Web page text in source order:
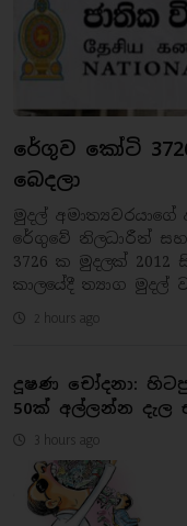
රේගුව කෝටි
බෙදලා
මුදල්
රේගුවේ නිලධාරීන්
3726 ක මුදලක් 2012
කාලයේදී ත්‍යාග
2 hours ago
දූෂණ චෝදනා:
50ක් අල්ලන්න දැල
3 hours ago